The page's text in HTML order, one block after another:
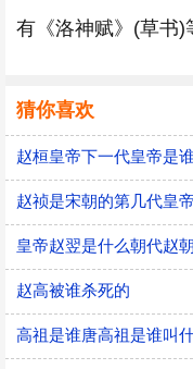
有《洛神赋》(草书)
猜你喜欢
赵桓皇帝下一代皇帝是
赵祯是宋朝的第几代皇
皇帝赵翌是什么朝代赵
赵高被谁杀死的
高祖是谁唐高祖是谁叫